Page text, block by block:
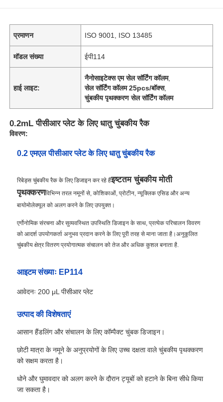
प्रमाणन ISO 9001, ISO 13485
मॉडल संख्या ईपी114
हाई लाइट:
नैनोसाइटेक्स एम सेल सॉर्टिंग कॉलम,
सेल सॉर्टिंग कॉलम 25pcs/बॉक्स,
चुंबकीय पृथक्करण सेल सॉर्टिंग कॉलम
0.2mL पीसीआर प्लेट के लिए धातु चुंबकीय रैक
विवरण:
0.2 एमएल पीसीआर प्लेट के लिए धातु चुंबकीय रैक
रिबेड्स चुंबकीय रैक के लिए डिजाइन कर रहे हैंइष्टतम चुंबकीय मोती
पृथक्करणविभिन्न तरल नमूनों से, कोशिकाओं, प्रोटीन, न्यूक्लिक एसिड और अन्य
बायोमोलेक्यूल को अलग करने के लिए उपयुक्त।
एर्गोनोमिक संरचना और सुव्यवस्थित उपस्थिति डिजाइन के साथ, प्रत्येक परिचालन विवरण
को आदर्श उपयोगकर्ता अनुभव प्रदान करने के लिए पूरी तरह से माना जाता है।अनुकूलित
चुंबकीय क्षेत्र वितरण प्रयोगात्मक संचालन को तेज और अधिक कुशल बनाता है.
आइटम संख्याः EP114
आवेदनः 200 μL पीसीआर प्लेट
उत्पाद की विशेषताएं
आसान हैंडलिंग और संचालन के लिए कॉम्पैक्ट चुंबक डिजाइन।
छोटी मात्रा के नमूने के अनुप्रयोगों के लिए उच्च दक्षता वाले चुंबकीय पृथक्करण
को सक्षम करता है।
धोने और घुमावदार को अलग करने के दौरान ट्यूबों को हटाने के बिना सीधे किया
जा सकता है।